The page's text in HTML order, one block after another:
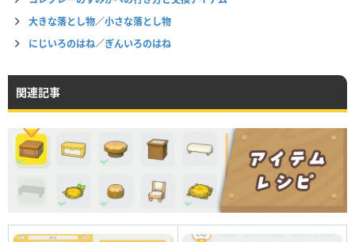
大きな落とし物／小さな落とし物
にじいろのはね／ぎんいろのはね
関連記事